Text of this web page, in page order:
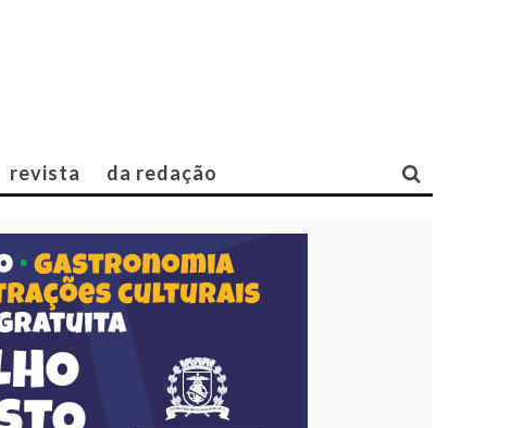
revista da redação